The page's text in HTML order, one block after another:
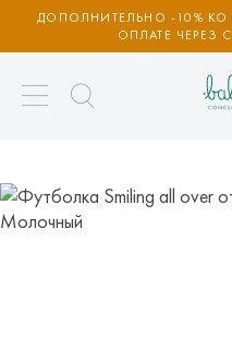
ДОПОЛНИТЕЛЬНО -10%
ОПЛАТЕ ЧЕРЕЗ